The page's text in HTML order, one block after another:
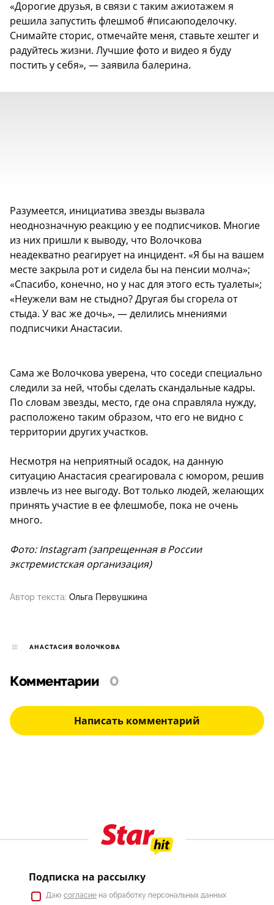
«Дорогие друзья, в связи с таким ажиотажем я
решила запустить флешмоб #писаюподелочку.
Снимайте сторис, отмечайте меня, ставьте хештег и
радуйтесь жизни. Лучшие фото и видео я буду
постить у себя», — заявила балерина.
Разумеется, инициатива звезды вызвала
неоднозначную реакцию у ее подписчиков. Многие
из них пришли к выводу, что Волочкова
неадекватно реагирует на инцидент. «Я бы на вашем
месте закрыла рот и сидела бы на пенсии молча»;
«Спасибо, конечно, но у нас для этого есть туалеты»;
«Неужели вам не стыдно? Другая бы сгорела от
стыда. У вас же дочь», — делились мнениями
подписчики Анастасии.
Сама же Волочкова уверена, что соседи специально
следили за ней, чтобы сделать скандальные кадры.
По словам звезды, место, где она справляла нужду,
расположено таким образом, что его не видно с
территории других участков.
Несмотря на неприятный осадок, на данную
ситуацию Анастасия среагировала с юмором, решив
извлечь из нее выгоду. Вот только людей, желающих
принять участие в ее флешмобе, пока не очень
много.
Фото: Instagram (запрещенная в России
экстремистская организация)
Автор текста: Ольга Первушкина
АНАСТАСИЯ ВОЛОЧКОВА
Комментарии 0
Написать комментарий
Подписка на рассылку
Даю согласие на обработку персональных данных